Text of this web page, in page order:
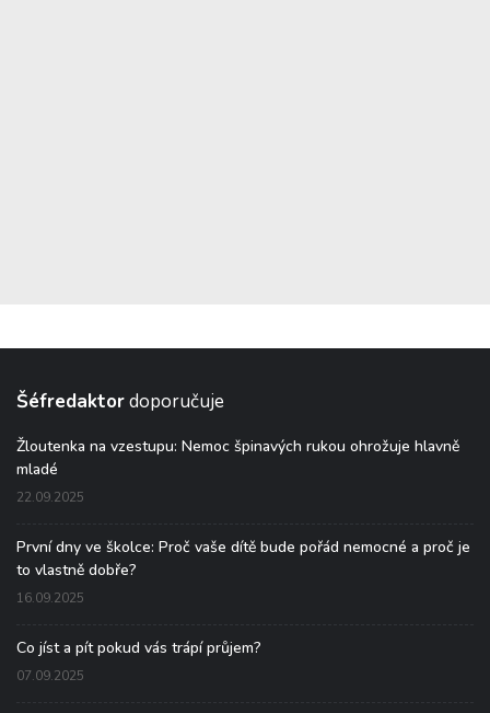
Šéfredaktordoporučuje
Žloutenka na vzestupu: Nemoc špinavých rukou ohrožuje hlavně
mladé
22.09.2025
První dny ve školce: Proč vaše dítě bude pořád nemocné a proč je
to vlastně dobře?
16.09.2025
Co jíst a pít pokud vás trápí průjem?
07.09.2025